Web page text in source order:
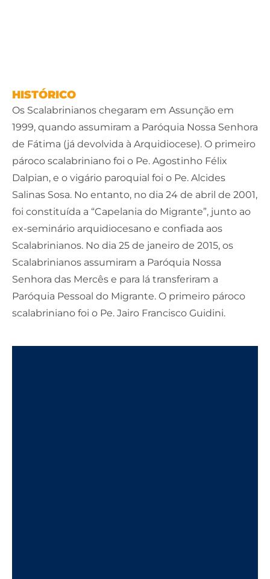
HISTÓRICO
Os Scalabrinianos chegaram em Assunção em
1999, quando assumiram a Paróquia Nossa Senhora
de Fátima (já devolvida à Arquidiocese). O primeiro
pároco scalabriniano foi o Pe. Agostinho Félix
Dalpian, e o vigário paroquial foi o Pe. Alcides
Salinas Sosa. No entanto, no dia 24 de abril de 2001,
foi constituída a “Capelania do Migrante”, junto ao
ex-seminário arquidiocesano e confiada aos
Scalabrinianos. No dia 25 de janeiro de 2015, os
Scalabrinianos assumiram a Paróquia Nossa
Senhora das Mercês e para lá transferiram a
Paróquia Pessoal do Migrante. O primeiro pároco
scalabriniano foi o Pe. Jairo Francisco Guidini.